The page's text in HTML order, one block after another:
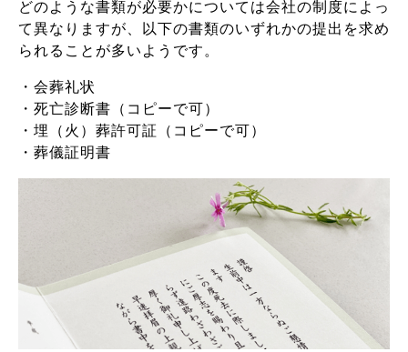
どのような書類が必要かについては会社の制度によっ
て異なりますが、以下の書類のいずれかの提出を求め
られることが多いようです。
・会葬礼状
・死亡診断書（コピーで可）
・埋（火）葬許可証（コピーで可）
・葬儀証明書